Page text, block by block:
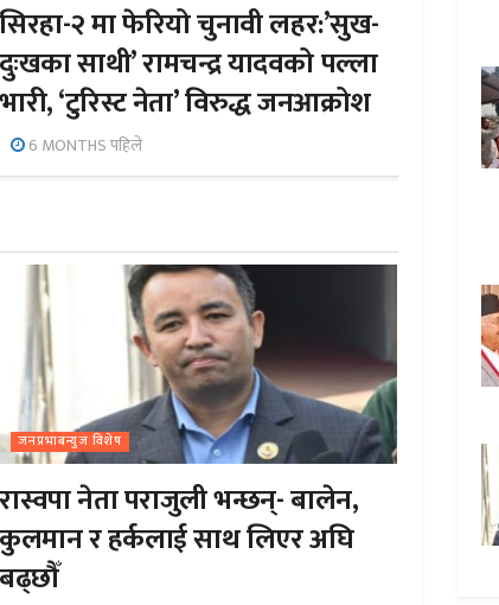
सिरहा-२ मा फेरियो चुनावी लहर:’सुख-
दुःखका साथी’ रामचन्द्र यादवको पल्ला
भारी, ‘टुरिस्ट नेता’ विरुद्ध जनआक्रोश
6 MONTHS पहिले
जनप्रभाबन्युज विशेष
रास्वपा नेता पराजुली भन्छन्- बालेन,
कुलमान र हर्कलाई साथ लिएर अघि
बढ्छौँ